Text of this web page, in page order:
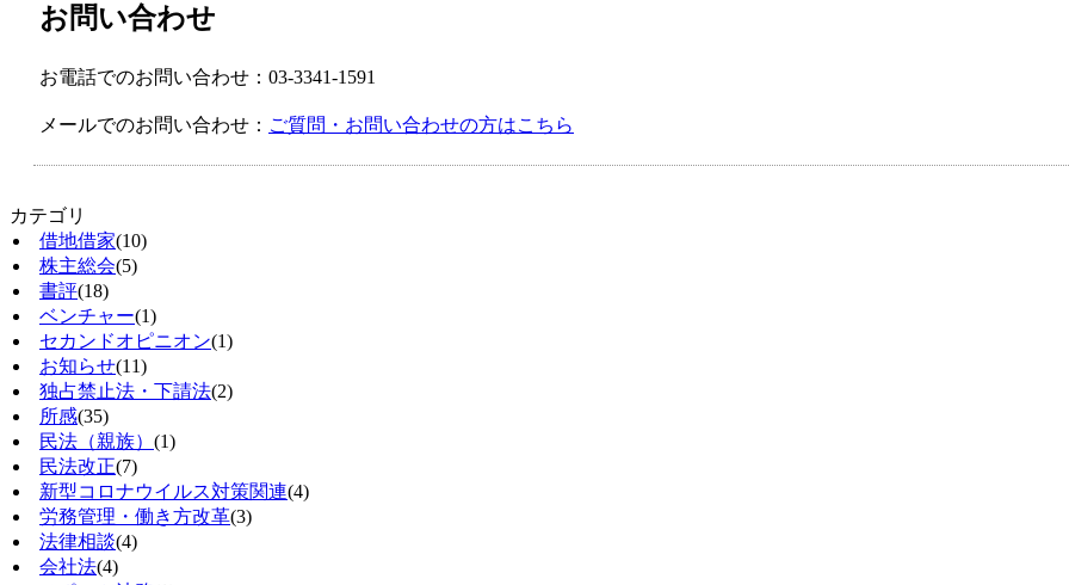
お問い合わせ
お電話でのお問い合わせ：03-3341-1591
メールでのお問い合わせ： ご質問・お問い合わせの方はこちら
カテゴリ
借地借家(10)
株主総会(5)
書評(18)
ベンチャー(1)
セカンドオピニオン(1)
お知らせ(11)
独占禁止法・下請法(2)
所感(35)
民法（親族） (1)
民法改正(7)
新型コロナウイルス対策関連(4)
労務管理・働き方改革(3)
法律相談(4)
会社法(4)